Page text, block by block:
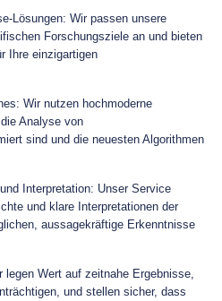
Lösungen: Wir passen unsere
Forschungsziele an und bieten
Ihre einzigartigen
Wir nutzen hochmoderne
Analyse von
sind und die neuesten Algorithmen
Interpretation: Unser Service
und klare Interpretationen der
aussagekräftige Erkenntnisse
Wert auf zeitnahe Ergebnisse,
und stellen sicher, dass